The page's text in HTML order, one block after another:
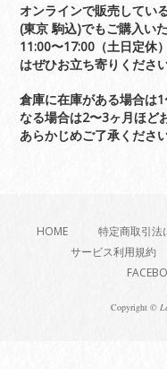
オンラインで販売してい
(東京 駒込)でもご購入い
11:00〜17:00（土日定休
はぜひお立ち寄りください
倉庫に在庫がある場合は
なる場合は2〜3ヶ月ほど
あらかじめご了承ください
HOME 特定商取引法
サービス利用規約
Copyright ©